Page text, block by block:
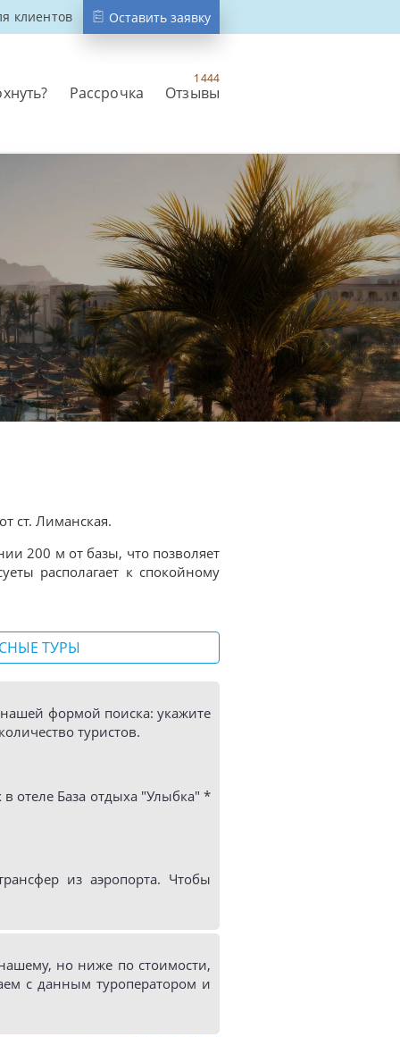
клиентов Оставить заявку
Рассрочка Отзывы
1444
ст. Лиманская.
200 м от базы, что позволяет
располагает к спокойному
ТУРЫ
нашей формой поиска: укажите
туристов.
отеле База отдыха "Улыбка" *
из аэропорта. Чтобы
но ниже по стоимости,
с данным туроператором и